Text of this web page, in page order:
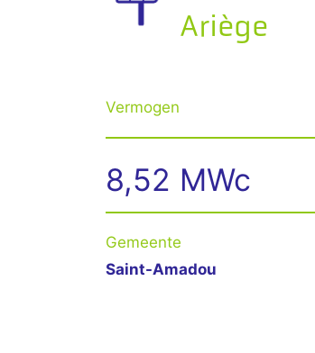
Ariège
Vermogen
8,52 MWc
Gemeente
Saint-Amadou